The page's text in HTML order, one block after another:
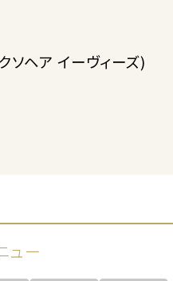
ヘア イーヴィーズ)
ュー